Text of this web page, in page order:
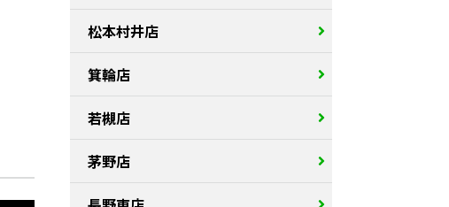
松本村井店
箕輪店
若槻店
茅野店